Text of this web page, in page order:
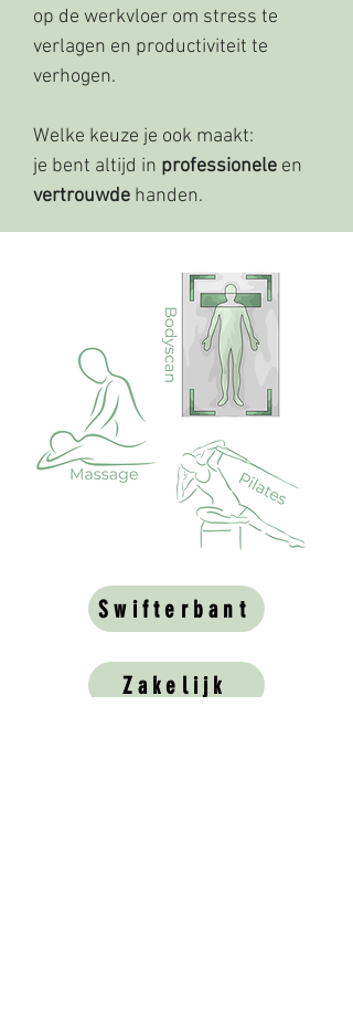
op de werkvloer om stress te
verlagen en productiviteit te
verhogen.
Welke keuze je ook maakt:
je bent altijd in professionele en
vertrouwde handen.
Swifterbant
Zakelijk